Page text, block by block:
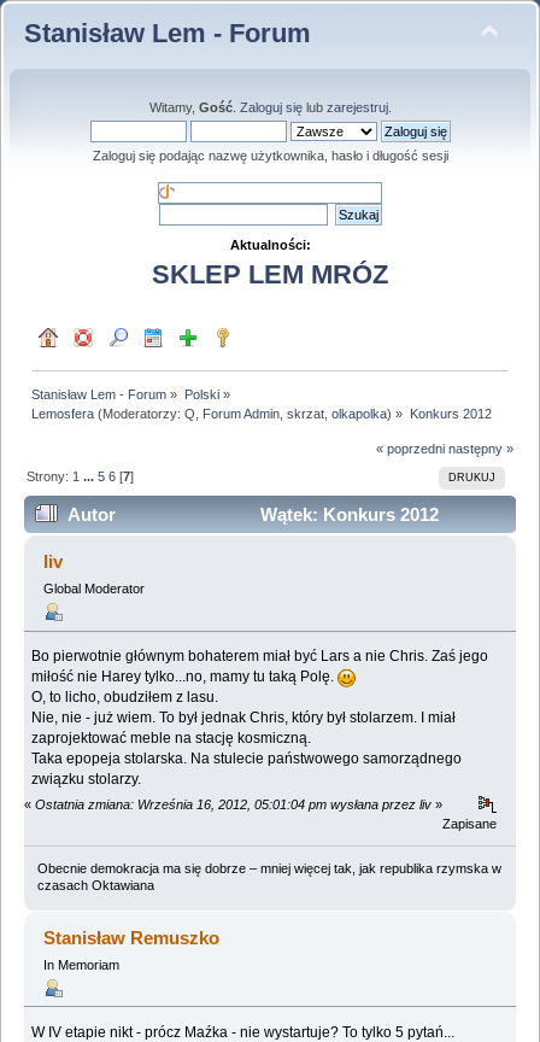
Stanisław Lem - Forum
Witamy, Gość. Zaloguj sięlub zarejestruj.
Zaloguj się podając nazwę użytkownika, hasło i długość sesji
Aktualności:
SKLEP LEM MRÓZ
Stanisław Lem - Forum » Polski»
Lemosfera (Moderatorzy:Q Forum Admin ,skrzat ,olkapolka) » Konkurs 2012
« poprzedni następny »
DRUKUJ
Strony: 1 ...5 6 [7]
Autor
Wątek: Konkurs 2012
(Przeczytany 95083 razy)
liv
Global Moderator
Bo pierwotnie głównym bohaterem miał być Lars a nie Chris. Zaś jego
miłość nie Harey tylko...no, mamy tu taką Polę.
O, to licho, obudziłem z lasu.
Nie, nie - już wiem. To był jednak Chris, który był stolarzem. I miał
zaprojektować meble na stację kosmiczną.
Taka epopeja stolarska. Na stulecie państwowego samorządnego
związku stolarzy.
« Ostatnia zmiana: Września 16, 2012, 05:01:04 pm wysłana przez liv »
Zapisane
Obecnie demokracja ma się dobrze – mniej więcej tak, jak republika rzymska w
czasach Oktawiana
Stanisław Remuszko
In Memoriam
W IV etapie nikt - prócz Maźka - nie wystartuje? To tylko 5 pytań...